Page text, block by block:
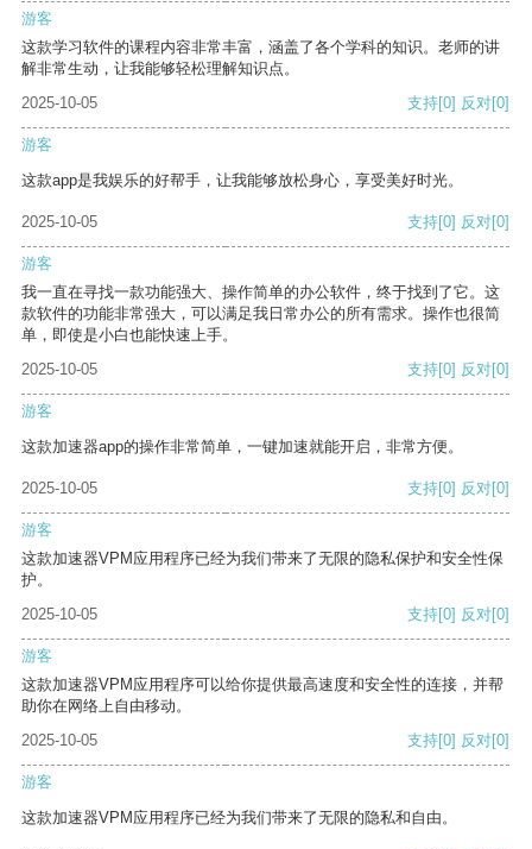
游客
这款学习软件的课程内容非常丰富，涵盖了各个学科的知识。老师的讲
解非常生动，让我能够轻松理解知识点。
2025-10-05
支持[0] 反对[0]
游客
这款app是我娱乐的好帮手，让我能够放松身心，享受美好时光。
2025-10-05 支持[0] 反对[0]
游客
我一直在寻找一款功能强大、操作简单的办公软件，终于找到了它。这
款软件的功能非常强大，可以满足我日常办公的所有需求。操作也很简
单，即使是小白也能快速上手。
2025-10-05
支持[0] 反对[0]
游客
这款加速器app的操作非常简单，一键加速就能开启，非常方便。
2025-10-05 支持[0] 反对[0]
游客
这款加速器VPM应用程序已经为我们带来了无限的隐私保护和安全性保
护。
2025-10-05
支持[0] 反对[0]
游客
这款加速器VPM应用程序可以给你提供最高速度和安全性的连接，并帮
助你在网络上自由移动。
2025-10-05
支持[0] 反对[0]
游客
这款加速器VPM应用程序已经为我们带来了无限的隐私和自由。